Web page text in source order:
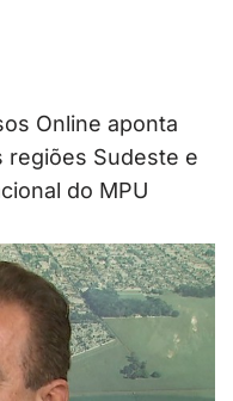
Online aponta
regiões Sudeste e
do MPU